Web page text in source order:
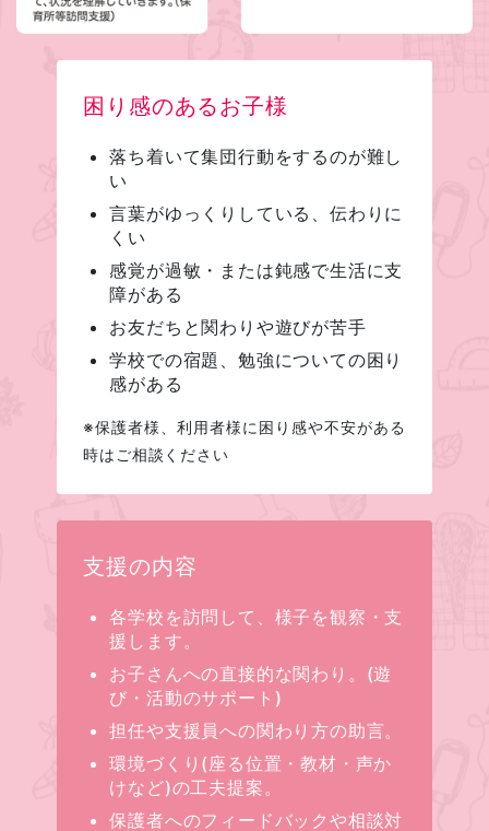
困り感のあるお子様
落ち着いて集団行動をするのが難し
い
言葉がゆっくりしている、伝わりに
くい
感覚が過敏・または鈍感で生活に支
障がある
お友だちと関わりや遊びが苦手
学校での宿題、勉強についての困り
感がある
※保護者様、利用者様に困り感や不安がある
時はご相談ください
支援の内容
各学校を訪問して、様子を観察・支
援します。
お子さんへの直接的な関わり。(遊
び・活動のサポート)
担任や支援員への関わり方の助言。
環境づくり(座る位置・教材・声か
けなど)の工夫提案。
保護者へのフィードバックや相談対